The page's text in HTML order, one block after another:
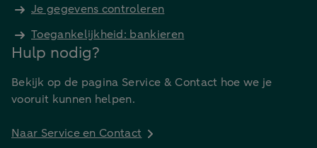
Je gegevens controleren
Toegankelijkheid: bankieren
Hulp nodig?
Bekijk op de pagina Service & Contact hoe we je
vooruit kunnen helpen.
Naar Service en Contact